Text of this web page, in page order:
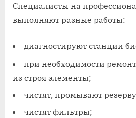
Специалисты на
выполняют разные работы:
диагностируют станции
при необходимости
из строя элементы;
чистят, промывают
чистят фильтры;